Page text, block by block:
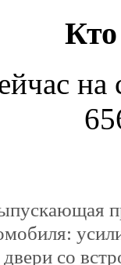
Кто
на
со